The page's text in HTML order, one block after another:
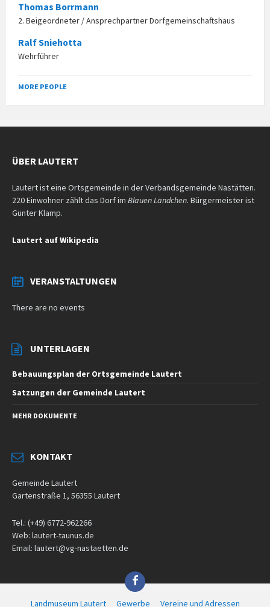
Thomas Borrmann
2. Beigeordneter / Ansprechpartner Dorfgemeinschaftshaus
Ralf Sniehotta
Wehrführer
MORE PEOPLE
ÜBER LAUTERT
Lautert ist eine Ortsgemeinde in der Verbandsgemeinde Nastätten.
220 Einwohner zählt das Dorf im Blauen Ländchen. Bürgermeister ist
Günter Klamp.
Lautert auf Wikipedia
VERANSTALTUNGEN
There are no events
UNTERLAGEN
Bebauungsplan der Ortsgemeinde Lautert
Satzungen der Gemeinde Lautert
MEHR DOKUMENTE
KONTAKT
Gemeinde Lautert
Gartenstraße 1, 56355 Lautert
Tel.: (+49) 6772-962266
Web: lautert-taunus.de
Email: lautert@vg-nastaetten.de
Facebook
Landmuseum Lautert Gewerbe Vereine und Adressen